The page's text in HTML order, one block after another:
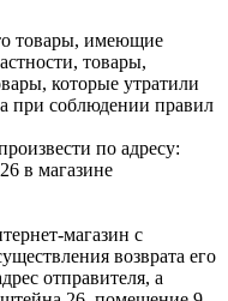
товары, имеющие
товары,
которые утратили
при соблюдении правил
по адресу:
в магазине
магазин с
возврата его
отправителя, а